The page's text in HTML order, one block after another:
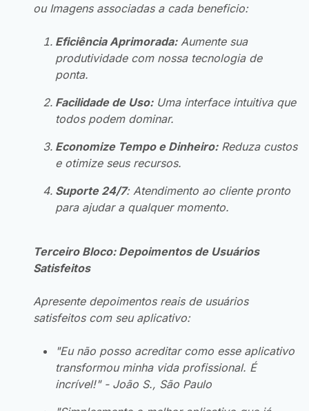
ou Imagens associadas a cada beneficio:
Eficiência Aprimorada:Aumente sua
produtividade com nossa tecnologia de
ponta.
Facilidade de Uso:Uma interface intuitiva que
todos podem dominar.
Economize Tempo e Dinheiro:Reduza custos
e otimize seus recursos.
Suporte 24/7: Atendimento ao cliente pronto
para ajudar a qualquer momento.
Terceiro Bloco: Depoimentos de Usuários
Satisfeitos
Apresente depoimentos reais de usuários
satisfeitos com seu aplicativo:
"Eu não posso acreditar como esse aplicativo
transformou minha vida profissional. É
incrível!" - João S., São Paulo